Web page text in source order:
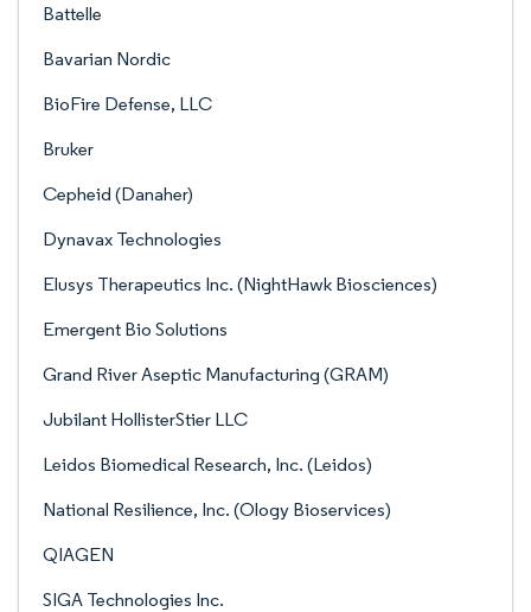
Battelle
Bavarian Nordic
BioFire Defense, LLC
Bruker
Cepheid (Danaher)
Dynavax Technologies
Elusys Therapeutics Inc. (NightHawk Biosciences)
Emergent Bio Solutions
Grand River Aseptic Manufacturing (GRAM)
Jubilant HollisterStier LLC
Leidos Biomedical Research, Inc. (Leidos)
National Resilience, Inc. (Ology Bioservices)
QIAGEN
SIGA Technologies Inc.